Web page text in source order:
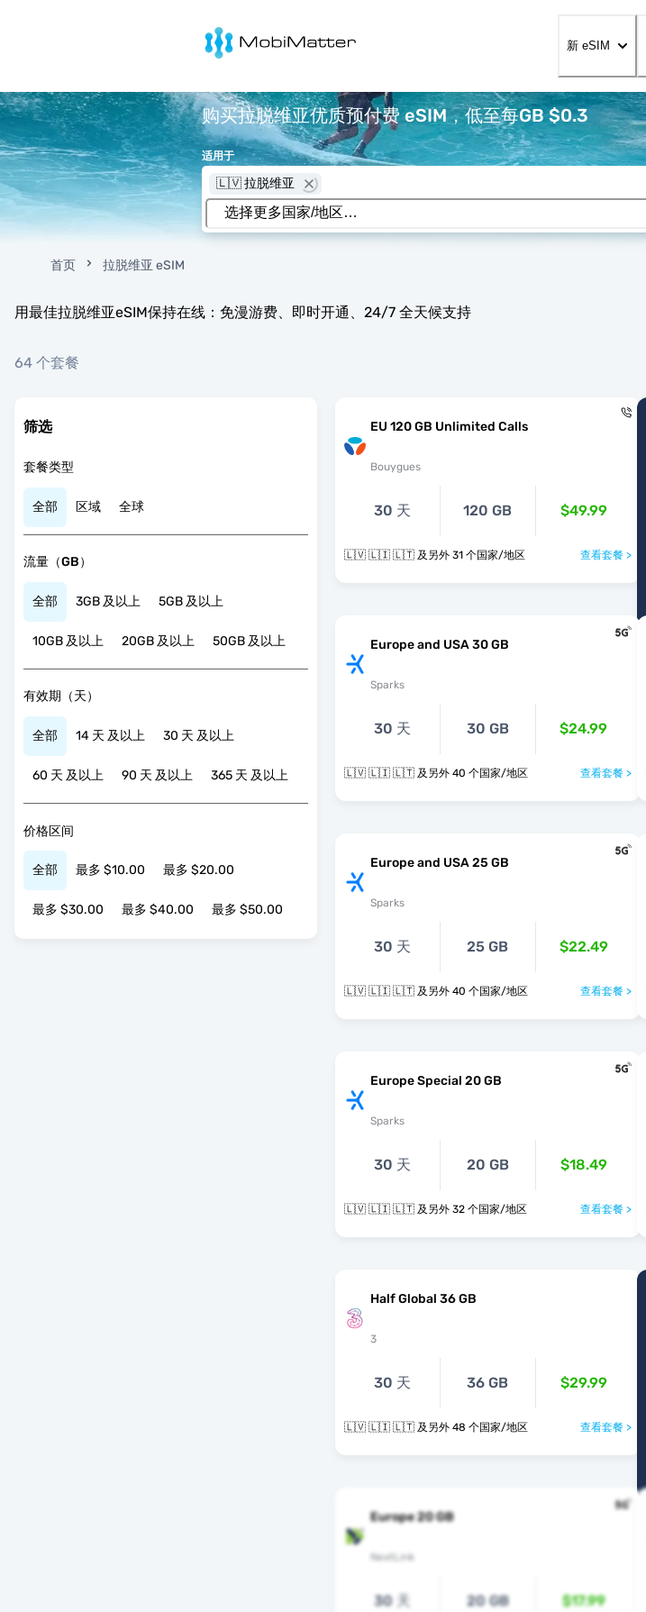
MobiMatter
新 eSIM
购买拉脱维亚优质预付费 eSIM，低至每GB $0.3
适用于
🇱🇻 拉脱维亚
首页 拉脱维亚 eSIM
用最佳拉脱维亚eSIM保持在线：免漫游费、即时开通、24/7 全天候支持
64 个套餐
筛选
套餐类型
全部 区域 全球
流量（GB）
全部 3GB 及以上 5GB 及以上
10GB 及以上 20GB 及以上 50GB 及以上
有效期（天）
全部 14 天 及以上 30 天 及以上
60 天 及以上 90 天 及以上 365 天 及以上
价格区间
全部 最多 $10.00 最多 $20.00
最多 $30.00 最多 $40.00 最多 $50.00
EU 120 GB Unlimited Calls
Bouygues
30 天 120 GB $49.99
🇱🇻 🇱🇮 🇱🇹 及另外 31 个国家/地区 查看套餐 >
Europe and USA 30 GB
Sparks
30 天 30 GB $24.99
🇱🇻 🇱🇮 🇱🇹 及另外 40 个国家/地区 查看套餐 >
Europe and USA 25 GB
Sparks
30 天 25 GB $22.49
🇱🇻 🇱🇮 🇱🇹 及另外 40 个国家/地区 查看套餐 >
Europe Special 20 GB
Sparks
30 天 20 GB $18.49
🇱🇻 🇱🇮 🇱🇹 及另外 32 个国家/地区 查看套餐 >
Half Global 36 GB
3
30 天 36 GB $29.99
🇱🇻 🇱🇮 🇱🇹 及另外 48 个国家/地区 查看套餐 >
Europe 20 GB
NextLink
30 天 20 GB $17.99